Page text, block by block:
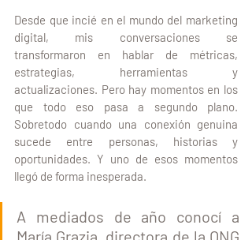
Desde que incié en el mundo del marketing
digital, mis conversaciones se
transformaron en hablar de métricas,
estrategias, herramientas y
actualizaciones. Pero hay momentos en los
que todo eso pasa a segundo plano.
Sobretodo cuando una conexión genuina
sucede entre personas, historias y
oportunidades. Y uno de esos momentos
llegó de forma inesperada.
A mediados de año conocí a